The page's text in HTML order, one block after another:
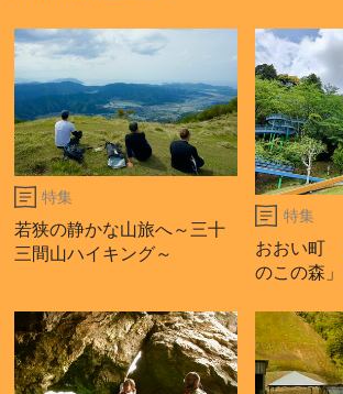
特集
若狭の静かな山旅へ～三十
三間山ハイキング～
特集
おおい町
のこの森